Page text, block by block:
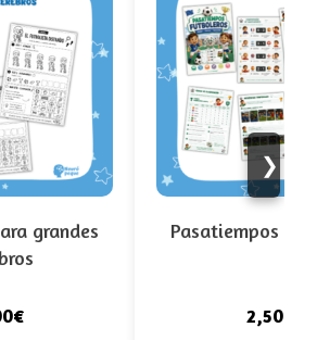
grandes
Pasatiempos
2,50€
❯